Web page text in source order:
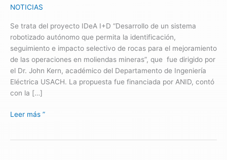
NOTICIAS
Se trata del proyecto IDeA I+D “Desarrollo de un sistema
robotizado autónomo que permita la identificación,
seguimiento e impacto selectivo de rocas para el mejoramiento
de las operaciones en moliendas mineras”, que fue dirigido por
el Dr. John Kern, académico del Departamento de Ingeniería
Eléctrica USACH. La propuesta fue financiada por ANID, contó
con la […]
optimizar
producción
minera
Leer más ”